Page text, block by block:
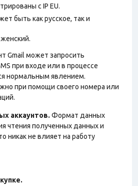
с IP EU.
быть как русское, так и
Gmail может запросить
при входе или в процессе
нормальным явлением.
при помощи своего номера или
аккаунтов. Формат данных
чтения полученных данных и
никак не влияет на работу